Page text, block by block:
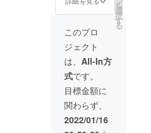
のゲー
ムを発
売する
場合や
次回
ゲーム
を発売
しない
場合も
ござい
ますの
でご了
承くだ
ンセッ
ション
ツール
Udonari
um(事
前準備
不要) ＊
内
容:Udo
narium
にアク
セスい
ただ
のか探
りつ
クチン
接種に
より自
らの抗
体を作
り感染
増加を
防ぐ正
体隠匿
ゲー
信いた
しま
つ目の
ゲーム
紹介 プ
レイ
ヤーは
動画配
信者と
なって
企画に
参加す
ること
になり
ます。
なって
おり、
Udonari
umのサ
で開く
ことに
より使
用でき
ます) 限
定５名
Udonari
で自由
にオン
ライン
プレイ
ができ
る、私
たちが
制作し
＋私達
が制作
したオ
ンライ
ン用
ボード
ゲーム
データ2
つ ＋説
明書に
お名前
＋
「Anfa
ng」の
オンラ
インテ
ストプ
レイ会
参加券1
回(任意)
＋次回
発売予
定の制
作中
を
選
択
す
る
このプロ
ジェクト
は、 All-In方
式です。
目標金額に
関わらず、
2022/01/16